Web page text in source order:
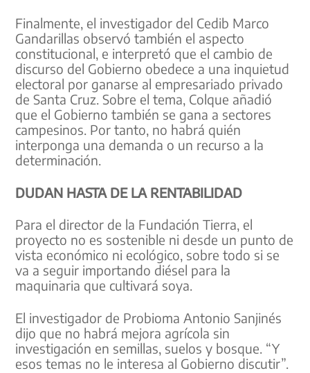
Finalmente, el investigador del Cedib Marco
Gandarillas observó también el aspecto
constitucional, e interpretó que el cambio de
discurso del Gobierno obedece a una inquietud
electoral por ganarse al empresariado privado
de Santa Cruz. Sobre el tema, Colque añadió
que el Gobierno también se gana a sectores
campesinos. Por tanto, no habrá quién
interponga una demanda o un recurso a la
determinación.
DUDAN HASTA DE LA RENTABILIDAD
Para el director de la Fundación Tierra, el
proyecto no es sostenible ni desde un punto de
vista económico ni ecológico, sobre todo si se
va a seguir importando diésel para la
maquinaria que cultivará soya.
El investigador de Probioma Antonio Sanjinés
dijo que no habrá mejora agrícola sin
investigación en semillas, suelos y bosque. “Y
esos temas no le interesa al Gobierno discutir”.